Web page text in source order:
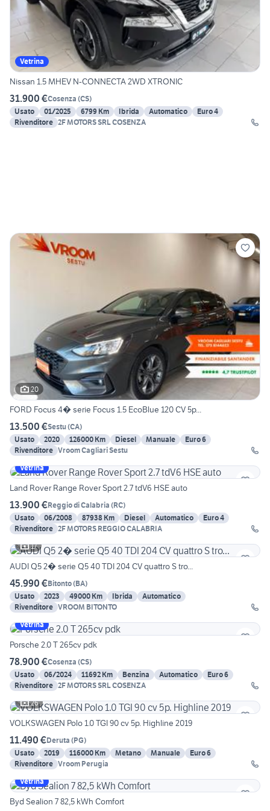
Vetrina
Nissan 1.5 MHEV N-CONNECTA 2WD XTRONIC
31.900 €Cosenza (CS)
Usato
01/2025 6799 Km Ibrida Automatico
Euro 4
Rivenditore 2F MOTORS SRL COSENZA
20
FORD Focus 4� serie Focus 1.5 EcoBlue 120 CV 5p...
13.500 €Sestu(CA)
Usato
2020 126000 Km Diesel Manuale
Euro 6
Rivenditore Vroom Cagliari Sestu
Vetrina
Land Rover Range Rover Sport 2.7 tdV6 HSE auto
13.900 €Reggio di Calabria (RC)
Usato
06/2008 87938 Km Diesel Automatico
Euro 4
Rivenditore 2F MOTORS REGGIO CALABRIA
17
AUDI Q5 2� serie Q5 40 TDI 204 CV quattro S tro...
45.990 €Bitonto(BA)
Usato
2023 49000 Km Ibrida
Automatico
Rivenditore VROOM BITONTO
Vetrina
Porsche 2.0 T 265cv pdk
78.900 €Cosenza (CS)
Usato
06/2024 11692 Km Benzina Automatico
Euro 6
Rivenditore 2F MOTORS SRL COSENZA
26
VOLKSWAGEN Polo 1.0 TGI 90 cv 5p. Highline 2019
11.490 €Deruta (PG)
Usato
2019 116000 Km Metano Manuale
Euro 6
Rivenditore Vroom Perugia
Vetrina
Byd Sealion 7 82,5 kWh Comfort